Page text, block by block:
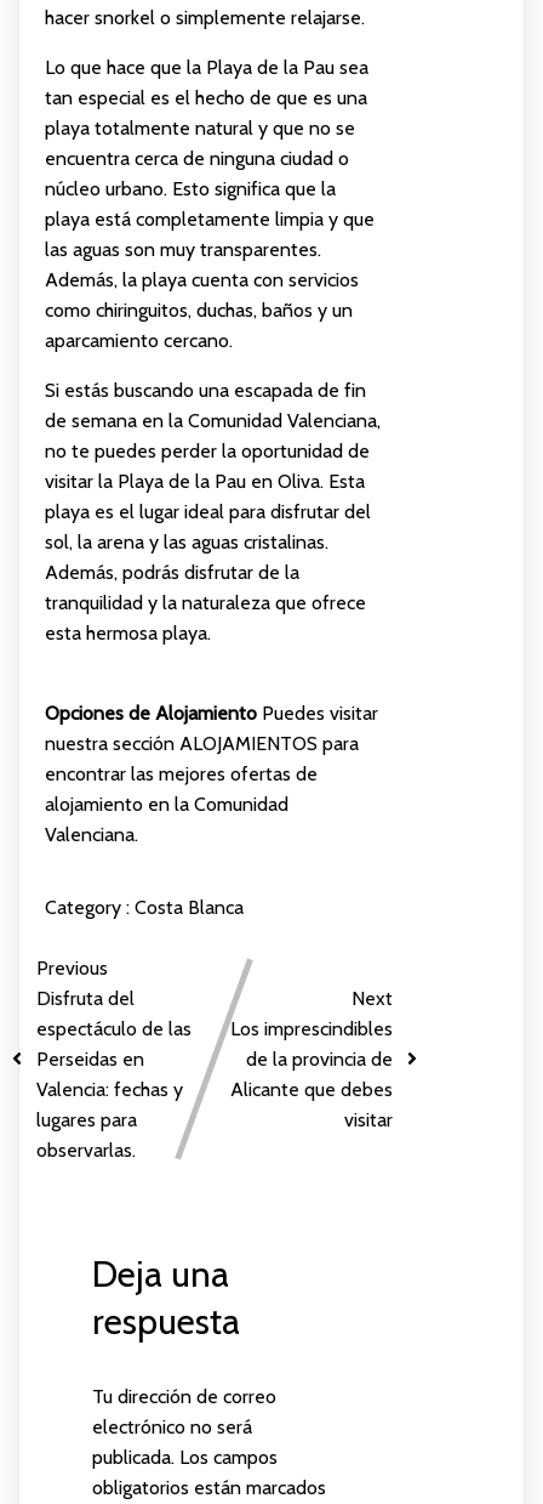
hacer snorkel o simplemente relajarse.
Lo que hace que la Playa de la Pau sea
tan especial es el hecho de que es una
playa totalmente natural y que no se
encuentra cerca de ninguna ciudad o
núcleo urbano. Esto significa que la
playa está completamente limpia y que
las aguas son muy transparentes.
Además, la playa cuenta con servicios
como chiringuitos, duchas, baños y un
aparcamiento cercano.
Si estás buscando una escapada de fin
de semana en la Comunidad Valenciana,
no te puedes perder la oportunidad de
visitar la Playa de la Pau en Oliva. Esta
playa es el lugar ideal para disfrutar del
sol, la arena y las aguas cristalinas.
Además, podrás disfrutar de la
tranquilidad y la naturaleza que ofrece
esta hermosa playa.
Opciones de AlojamientoPuedes visitar
nuestra sección ALOJAMIENTOS para
encontrar las mejores ofertas de
alojamiento en la Comunidad
Valenciana.
Category : Costa Blanca
Previous
Disfruta del
espectáculo de las
Perseidas en
Valencia: fechas y
lugares para
observarlas.
Next
Los imprescindibles
de la provincia de
Alicante que debes
visitar
Deja una
respuesta
Tu dirección de correo
electrónico no será
publicada. Los campos
obligatorios están marcados